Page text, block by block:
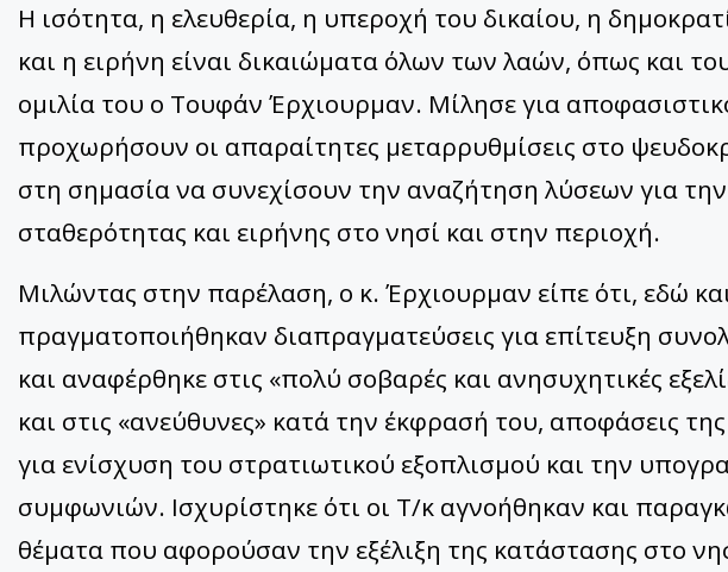
Η ισότητα, η ελευθερία, η υπεροχή του δικαίου, η
και η ειρήνη είναι δικαιώματα όλων των λαών, όπως και
ομιλία του ο Τουφάν Έρχιουρμαν. Μίλησε για
προχωρήσουν οι απαραίτητες μεταρρυθμίσεις στο
στη σημασία να συνεχίσουν την αναζήτηση λύσεων για
σταθερότητας και ειρήνης στο νησί και στην περιοχή.
Μιλώντας στην παρέλαση, ο κ. Έρχιουρμαν είπε ότι, εδώ
πραγματοποιήθηκαν διαπραγματεύσεις για επίτευξη
και αναφέρθηκε στις «πολύ σοβαρές και ανησυχητικές
και στις «ανεύθυνες» κατά την έκφρασή του, αποφάσεις
για ενίσχυση του στρατιωτικού εξοπλισμού και την
συμφωνιών. Ισχυρίστηκε ότι οι Τ/κ αγνοήθηκαν και
θέματα που αφορούσαν την εξέλιξη της κατάστασης στο